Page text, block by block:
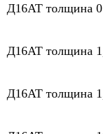
Д16АТ толщина
Д16АТ толщина
Д16АТ толщина